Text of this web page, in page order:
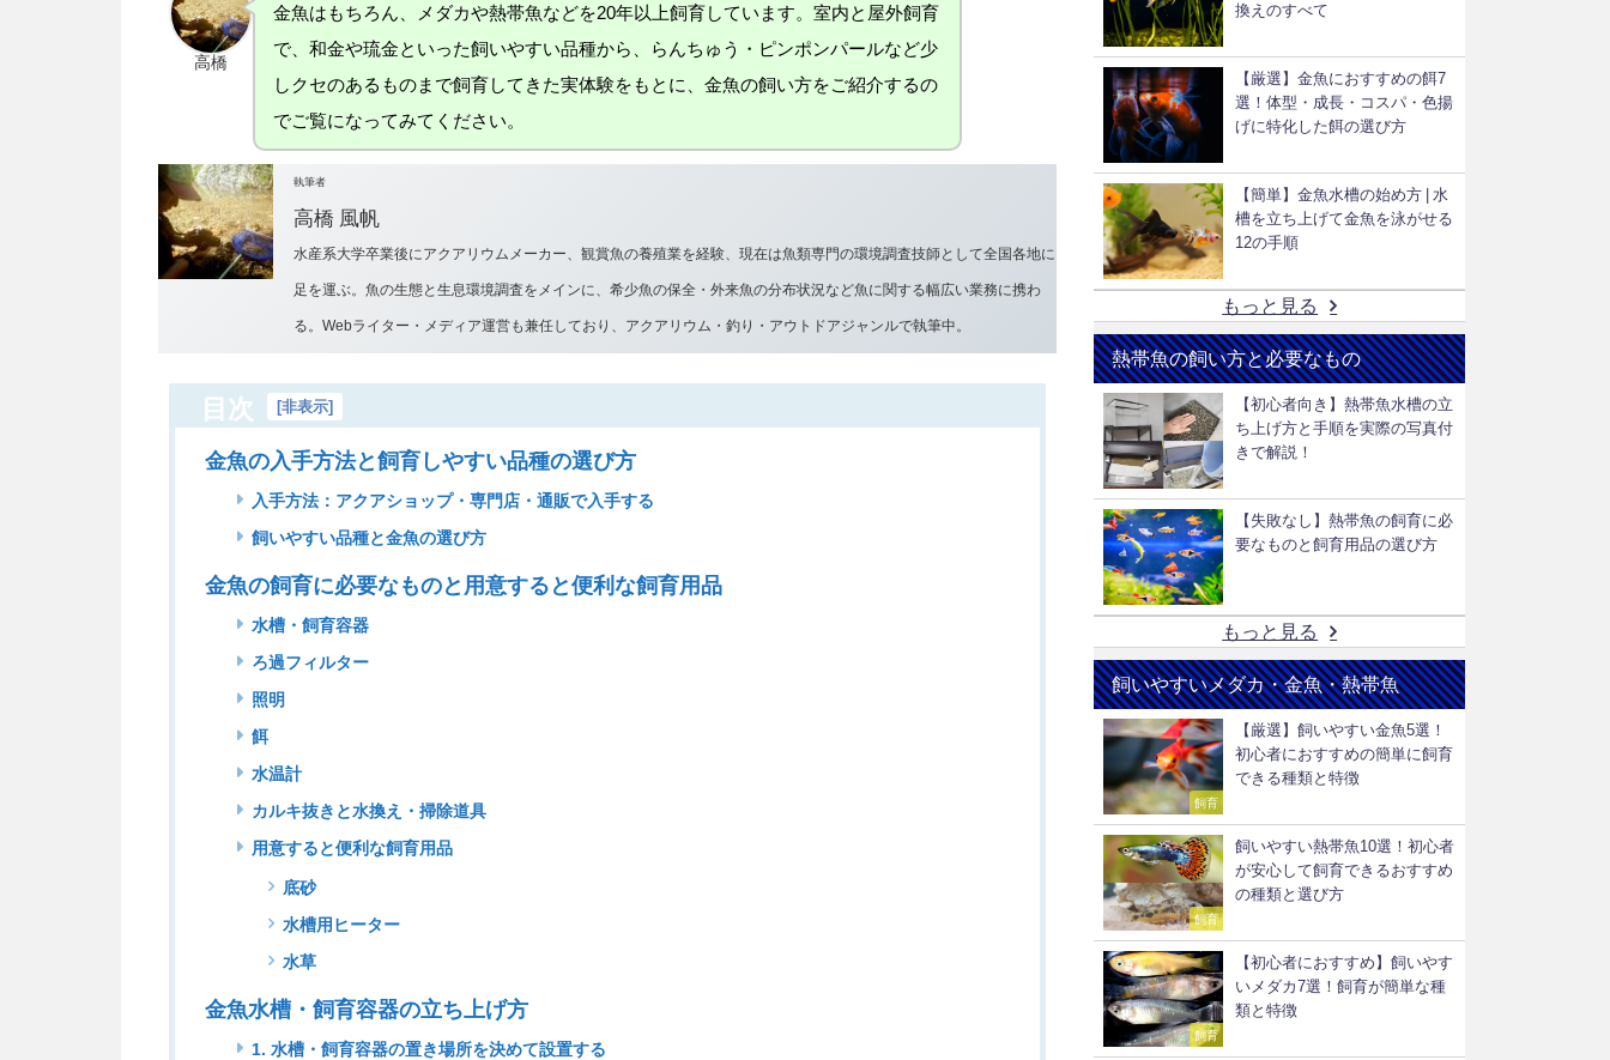
高橋
金魚はもちろん、メダカや熱帯魚などを20年以上飼育しています。室内と屋外飼育
で、和金や琉金といった飼いやすい品種から、らんちゅう・ピンポンパールなど少
しクセのあるものまで飼育してきた実体験をもとに、金魚の飼い方をご紹介するの
でご覧になってみてください。
執筆者
高橋 風帆
水産系大学卒業後にアクアリウムメーカー、観賞魚の養殖業を経験、現在は魚類専門の環境調査技師として全国各地に
足を運ぶ。魚の生態と生息環境調査をメインに、希少魚の保全・外来魚の分布状況など魚に関する幅広い業務に携わ
る。Webライター・メディア運営も兼任しており、アクアリウム・釣り・アウトドアジャンルで執筆中。
目次 [非表示]
金魚の入手方法と飼育しやすい品種の選び方
入手方法：アクアショップ・専門店・通販で入手する
飼いやすい品種と金魚の選び方
金魚の飼育に必要なものと用意すると便利な飼育用品
水槽・飼育容器
ろ過フィルター
照明
餌
水温計
カルキ抜きと水換え・掃除道具
用意すると便利な飼育用品
底砂
水槽用ヒーター
水草
金魚水槽・飼育容器の立ち上げ方
1. 水槽・飼育容器の置き場所を決めて設置する
換えのすべて
【厳選】金魚におすすめの餌7
選！体型・成長・コスパ・色揚
げに特化した餌の選び方
【簡単】金魚水槽の始め方 | 水
槽を立ち上げて金魚を泳がせる
12の手順
もっと見る
熱帯魚の飼い方と必要なもの
【初心者向き】熱帯魚水槽の立
ち上げ方と手順を実際の写真付
きで解説！
【失敗なし】熱帯魚の飼育に必
要なものと飼育用品の選び方
もっと見る
飼いやすいメダカ・金魚・熱帯魚
飼育
【厳選】飼いやすい金魚5選！
初心者におすすめの簡単に飼育
できる種類と特徴
飼育
飼いやすい熱帯魚10選！初心者
が安心して飼育できるおすすめ
の種類と選び方
飼育
【初心者におすすめ】飼いやす
いメダカ7選！飼育が簡単な種
類と特徴